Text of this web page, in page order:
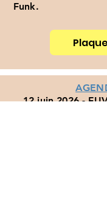
Funk.
12 juin 2026 -